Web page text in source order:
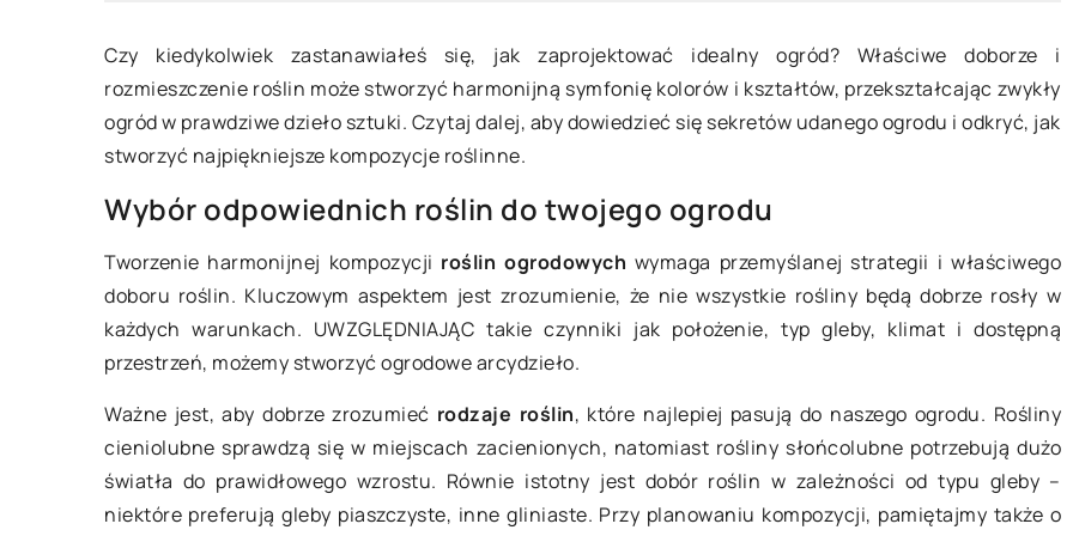
Czy kiedykolwiek zastanawiałeś się, jak zaprojektować idealny ogród? Właściwe doborze i
rozmieszczenie roślin może stworzyć harmonijną symfonię kolorów i kształtów, przekształcając zwykły
ogród w prawdziwe dzieło sztuki. Czytaj dalej, aby dowiedzieć się sekretów udanego ogrodu i odkryć, jak
stworzyć najpiękniejsze kompozycje roślinne.
Wybór odpowiednich roślin do twojego ogrodu
Tworzenie harmonijnej kompozycji roślin ogrodowych wymaga przemyślanej strategii i właściwego
doboru roślin. Kluczowym aspektem jest zrozumienie, że nie wszystkie rośliny będą dobrze rosły w
każdych warunkach. UWZGLĘDNIAJĄC takie czynniki jak położenie, typ gleby, klimat i dostępną
przestrzeń, możemy stworzyć ogrodowe arcydzieło.
Ważne jest, aby dobrze zrozumieć rodzaje roślin, które najlepiej pasują do naszego ogrodu. Rośliny
cieniolubne sprawdzą się w miejscach zacienionych, natomiast rośliny słońcolubne potrzebują dużo
światła do prawidłowego wzrostu. Równie istotny jest dobór roślin w zależności od typu gleby –
niektóre preferują gleby piaszczyste, inne gliniaste. Przy planowaniu kompozycji, pamiętajmy także o
idealne kratki
do nowoczesnego
na co zwrócić uwagę przy
kratek wentylacyjnych do
wnętrz. Zapewnij
i funkcjonalność,
produkty najlepszej
które idealnie wpasują się w
7 lipca 2025
Jak wybrać idealną mieszankę do
pieczenia dla osób na diecie
bezglutenowej?
Dowiedz się, jak wybrać odpowiednią
mieszankę do pieczenia, która
zaspokoi potrzeby smakowe i
zdrowotne osób na diecie
bezglutenowej. Poznaj kluczowe
składniki, na które warto zwrócić
wprowadzać do domowego
wnętrza, aby poprawić jakość
powietrza?
najlepiej wpłyną na poprawę jakości
powietrza w Twoim domu. Sprawdź,
jakie gatunki wybrać, aby cieszyć się
świeżym i zdrowym otoczeniem.